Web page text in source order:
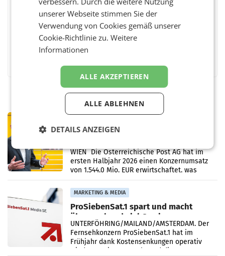
BEWERTEN SIE DIESEN ARTIKEL
FacebookTwitterMessenger
PRIMENEWS
Österreichische Post: Umsatzplus im
Briefgeschäft
WIEN Die Österreichische Post AG hat im
ersten Halbjahr 2026 einen Konzernumsatz
von 1.544,0 Mio. EUR erwirtschaftet, was
einem Plus von 3,8 Prozent gegenüber dem
Vergleichszeitraum
MARKETING & MEDIA
ProSiebenSat.1 spart und macht
überraschend viel Gewinn
UNTERFÖHRING/MAILAND/AMSTERDAM. Der
Fernsehkonzern ProSiebenSat.1 hat im
Frühjahr dank Kostensenkungen operativ
wieder Gewinn gemacht und die
unserer Webseite stimmen Sie der
Verwendung von Cookies gemäß unserer
Cookie-Richtlinie zu.Weitere
Informationen
ALLE AKZEPTIEREN
ALLE ABLEHNEN
DETAILS ANZEIGEN